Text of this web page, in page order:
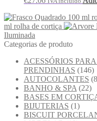
ml rolha de cortiça
Iluminada
Categorias de produto
ACESSÓRIOS
PRENDINHAS (146)
AUTOCOLANTES
BANHO & SPA (22)
BASES EM
BIJUTERIAS (1)
BISCUIT